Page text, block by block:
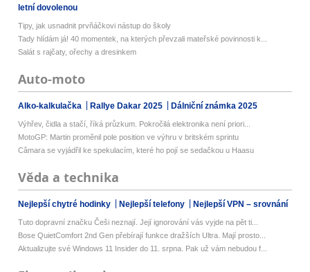
letní dovolenou
Tipy, jak usnadnit prvňáčkovi nástup do školy
Tady hlídám já! 40 momentek, na kterých převzali mateřské povinnosti k...
Salát s rajčaty, ořechy a dresinkem
Auto-moto
Alko-kalkulačka Rallye Dakar 2025 Dálniční známka 2025
Výhřev, čidla a stačí, říká průzkum. Pokročilá elektronika není priori...
MotoGP: Martin proměnil pole position ve výhru v britském sprintu
Câmara se vyjádřil ke spekulacím, které ho pojí se sedačkou u Haasu
Věda a technika
Nejlepší chytré hodinky Nejlepší telefony Nejlepší VPN – srovnání
Tuto dopravní značku Češi neznají. Její ignorování vás vyjde na pět ti...
Bose QuietComfort 2nd Gen přebírají funkce dražších Ultra. Mají prosto...
Aktualizujte své Windows 11 Insider do 11. srpna. Pak už vám nebudou f...